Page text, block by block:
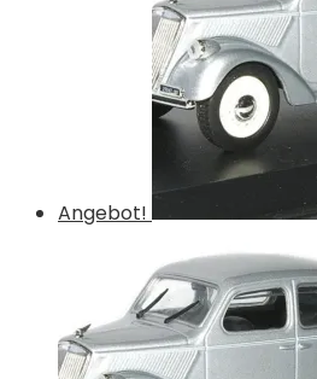
Angebot!